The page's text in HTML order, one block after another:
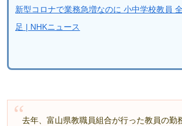
新型コロナで業務急増なのに 小中学校教員
足 | NHKニュース
去年、富山県教職員組合が行った教員の勤